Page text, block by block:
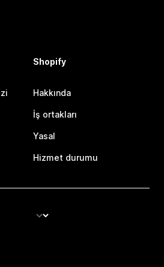
Shopify
Hakkında
İş ortakları
Yasal
Hizmet durumu